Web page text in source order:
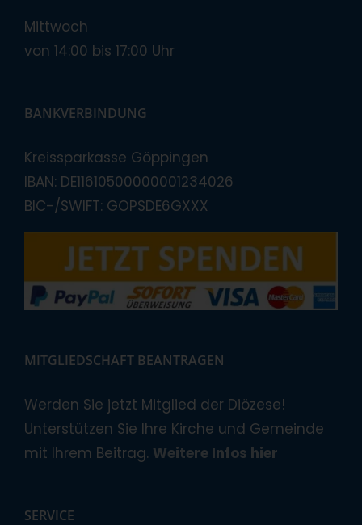
Mittwoch
von 14:00 bis 17:00 Uhr
BANKVERBINDUNG
Kreissparkasse Göppingen
IBAN: DE11610500000001234026
BIC-/SWIFT: GOPSDE6GXXX
MITGLIEDSCHAFT BEANTRAGEN
Werden Sie jetzt Mitglied der Diözese!
Unterstützen Sie Ihre Kirche und Gemeinde
mit Ihrem Beitrag. Weitere Infos hier
SERVICE